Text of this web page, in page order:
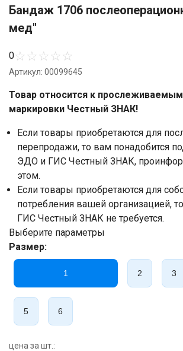
Бандаж 1706
мед"
0☆☆☆☆☆
Артикул: 00099645
Товар относится к
маркировки Честный ЗНАК!
Если товары приобретаются для
перепродажи, то вам понадобится
ЭДО и ГИС Честный ЗНАК,
этом.
Если товары приобретаются для
потребления вашей организацией,
ГИС Честный ЗНАК не требуется.
Выберите параметры
Размер:
1 2 3
5 6
цена за шт.: